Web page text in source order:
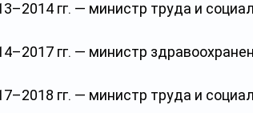
гг. — министр труда и
гг. — министр
гг. — министр труда и